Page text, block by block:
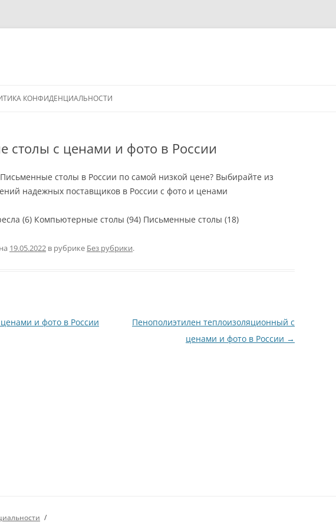
КОНФИДЕНЦИАЛЬНОСТИ
столы с ценами и фото в России
столы в России по самой низкой цене? Выбирайте из
надежных поставщиков в России с фото и ценами
(6) Компьютерные столы (94) Письменные столы (18)
19.05.2022 в рубрике Без рубрики.
и фото в России
Пенополиэтилен теплоизоляционный с
ценами и фото в России →